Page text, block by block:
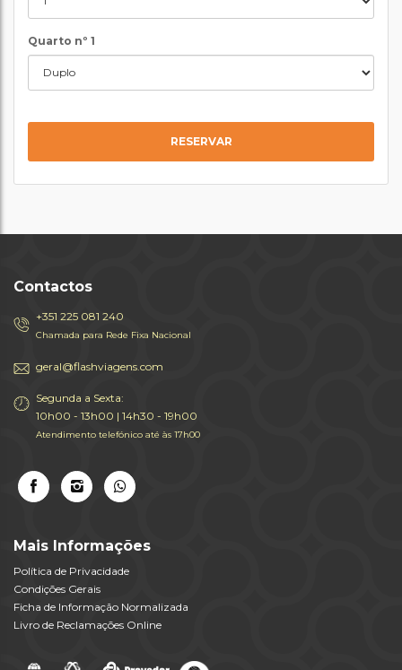
Quarto nº 1
RESERVAR
Contactos
+351 225 081 240
Chamada para Rede Fixa Nacional
geral@flashviagens.com
Segunda a Sexta:
10h00 - 13h00 | 14h30 - 19h00
Atendimento telefónico até às 17h00
Mais Informações
Política de Privacidade
Condições Gerais
Ficha de Informação Normalizada
Livro de Reclamações Online